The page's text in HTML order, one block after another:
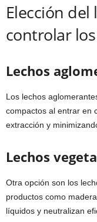
Elección del
controlar
Lechos
Los lechos
compactos al entrar en
extracción y
Lechos
Otra opción son los
productos como
líquidos y neutralizan